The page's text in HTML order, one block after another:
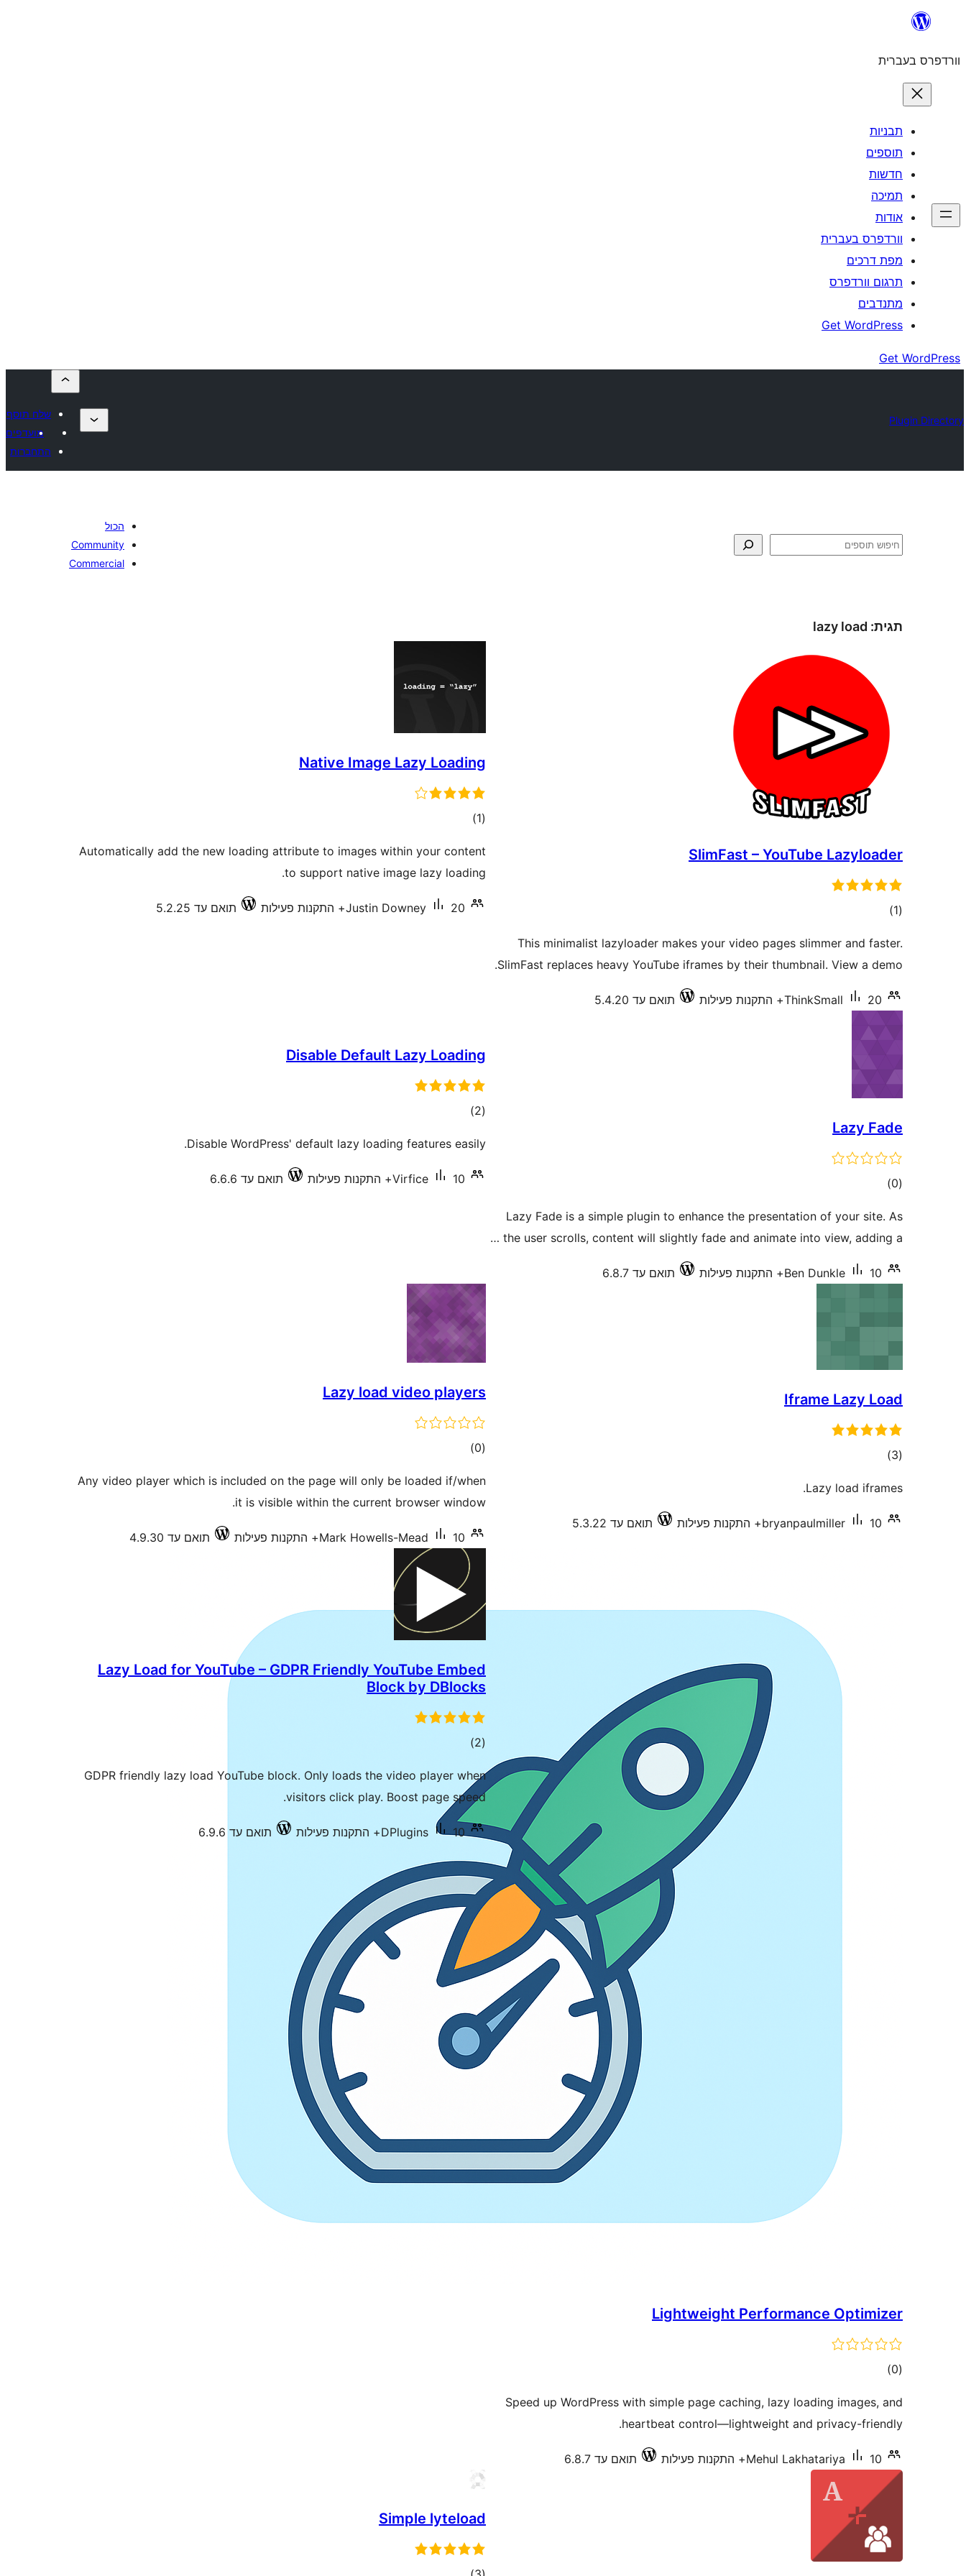
וורדפרס בעברית
תבניות
תוספים
חדשות
תמיכה
אודות
וורדפרס בעברית
מפת דרכים
תרגום וורדפרס
מתנדבים
Get WordPress
Get WordPress
Plugin Directory
שלח תוסף
מועדפים
התחברות
חיפוש
הכול
Community
Commercial
תגית: lazy load
SlimFast – YouTube Lazyloader
(1 דרוגים)
This minimalist lazyloader makes your video pages slimmer and faster.
SlimFast replaces heavy YouTube iframes by their thumbnail. View a demo.
ThinkSmall 20+ התקנות פעילות תואם עד 5.4.20
Native Image Lazy Loading
(1 דרוגים)
Automatically add the new loading attribute to images within your content
to support native image lazy loading.
Justin Downey 20+ התקנות פעילות תואם עד 5.2.25
Lazy Fade
(0 דרוגים)
Lazy Fade is a simple plugin to enhance the presentation of your site. As
the user scrolls, content will slightly fade and animate into view, adding a …
Ben Dunkle 10+ התקנות פעילות תואם עד 6.8.7
Disable Default Lazy Loading
(2 דרוגים)
Disable WordPress' default lazy loading features easily.
Virfice 10+ התקנות פעילות תואם עד 6.6.6
Iframe Lazy Load
(3 דרוגים)
Lazy load iframes.
bryanpaulmiller 10+ התקנות פעילות תואם עד 5.3.22
Lazy load video players
(0 דרוגים)
Any video player which is included on the page will only be loaded if/when
it is visible within the current browser window.
Mark Howells-Mead 10+ התקנות פעילות תואם עד 4.9.30
Lightweight Performance Optimizer
(0 דרוגים)
Speed up WordPress with simple page caching, lazy loading images, and
heartbeat control—lightweight and privacy-friendly.
Mehul Lakhatariya 10+ התקנות פעילות תואם עד 6.8.7
Lazy Load for YouTube – GDPR Friendly YouTube Embed
Block by DBlocks
(2 דרוגים)
GDPR friendly lazy load YouTube block. Only loads the video player when
visitors click play. Boost page speed.
DPlugins 10+ התקנות פעילות תואם עד 6.9.6
Simple lyteload
דרוגים